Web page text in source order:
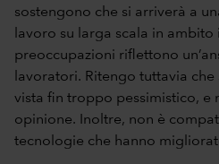
sostengono che si arriverà a
lavoro su larga scala in
preoccupazioni riflettono
lavoratori. Ritengo tuttavia
vista fin troppo pessimistico, e
opinione. Inoltre, non è
tecnologie che hanno